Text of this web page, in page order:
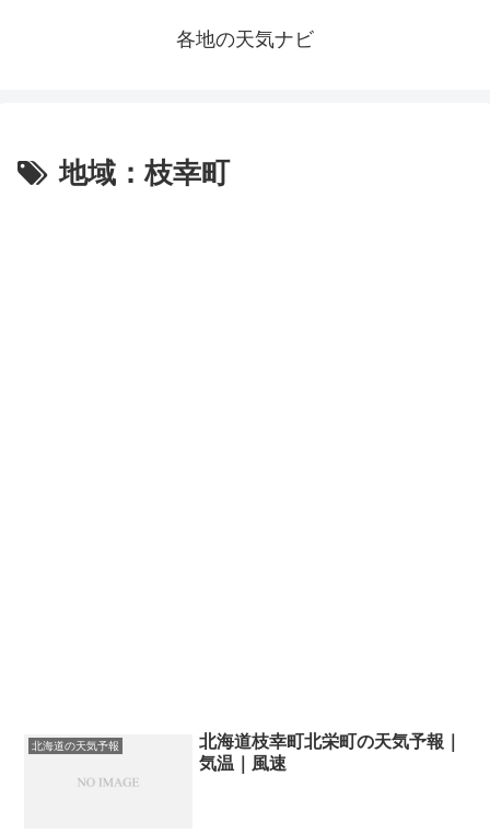
各地の天気ナビ
地域：枝幸町
北海道の天気予報
北海道枝幸町北栄町の天気予報｜
気温｜風速